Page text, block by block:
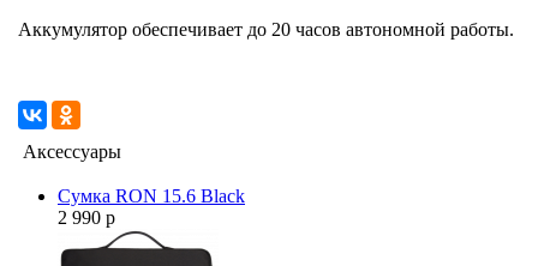
Аккумулятор обеспечивает до 20 часов автономной работы.
Аксессуары
Сумка RON 15.6 Black
2 990 р